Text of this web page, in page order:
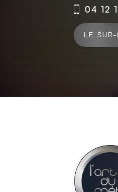
04 12
LE